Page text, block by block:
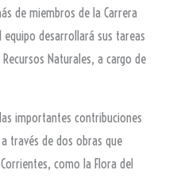
de miembros de la Carrera
equipo desarrollará sus tareas
Naturales, a cargo de
importantes contribuciones
través de dos obras que
como la Flora del